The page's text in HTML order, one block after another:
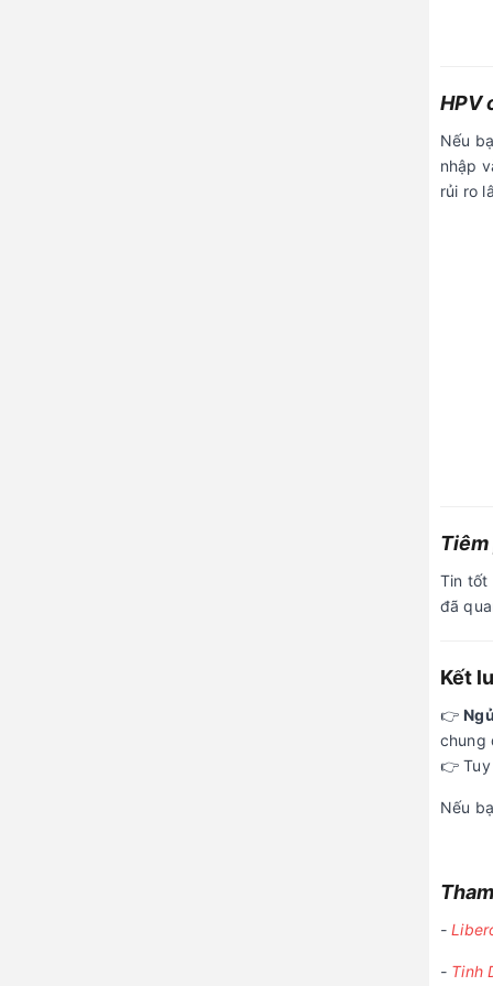
HPV
Nếu
nhập
rủi ro
Tin tốt
đã
Kết
👉
chung
👉
Nếu
-
- Tinh